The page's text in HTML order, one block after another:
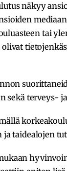
näkyy
tai
sekä
ja taidealojen